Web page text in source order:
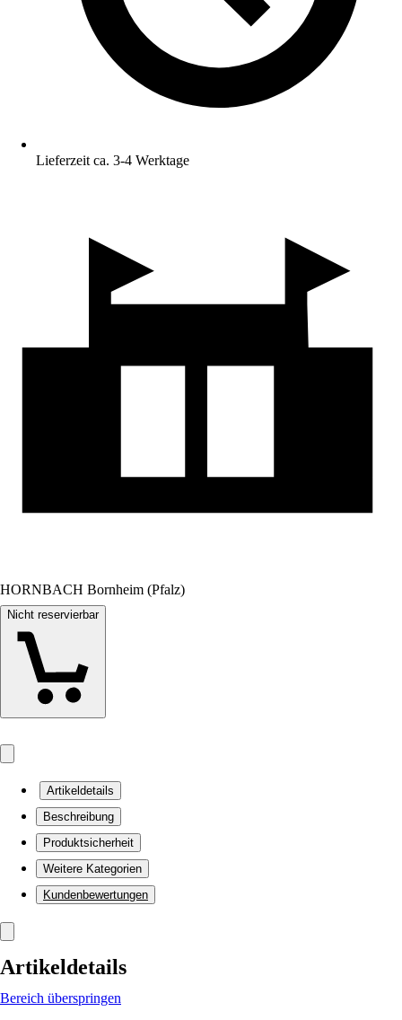
Lieferzeit ca. 3-4 Werktage
HORNBACH Bornheim (Pfalz)
Nicht reservierbar
Artikeldetails
Beschreibung
Produktsicherheit
Weitere Kategorien
Kundenbewertungen
Artikeldetails
Bereich überspringen